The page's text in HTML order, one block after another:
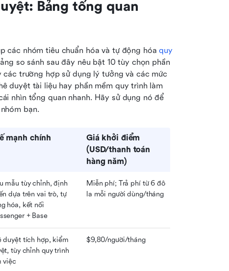
Bảng tổng quan
các nhóm tiêu chuẩn hóa và tự động hóa quy
so sánh sau đây nêu bật 10 tùy chọn phần
trường hợp sử dụng lý tưởng và các mức
duyệt tài liệu hay phần mềm quy trình làm
nhìn tổng quan nhanh. Hãy sử dụng nó để
bạn.
mạnh chính
Giá khởi điểm
(USD/thanh toán
hàng năm)
mẫu tùy chỉnh, định
dựa trên vai trò, tự
hóa, kết nối
+ Base
Miễn phí; Trả phí từ 6 đô
la mỗi người dùng/tháng
duyệt tích hợp, kiểm
tùy chỉnh quy trình
việc
$9,80/người/tháng